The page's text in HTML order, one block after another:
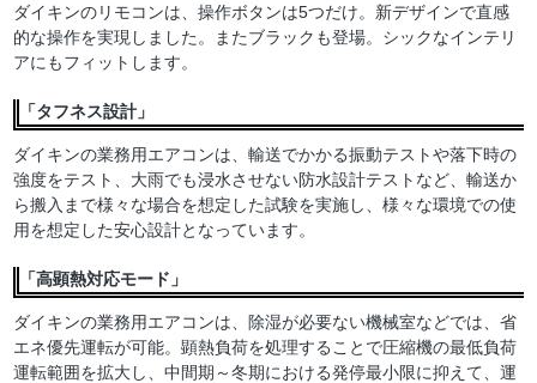
ダイキンのリモコンは、操作ボタンは5つだけ。新デザインで直感
的な操作を実現しました。またブラックも登場。シックなインテリ
アにもフィットします。
「タフネス設計」
ダイキンの業務用エアコンは、輸送でかかる振動テストや落下時の
強度をテスト、大雨でも浸水させない防水設計テストなど、輸送か
ら搬入まで様々な場合を想定した試験を実施し、様々な環境での使
用を想定した安心設計となっています。
「高顕熱対応モード」
ダイキンの業務用エアコンは、除湿が必要ない機械室などでは、省
エネ優先運転が可能。顕熱負荷を処理することで圧縮機の最低負荷
運転範囲を拡大し、中間期～冬期における発停最小限に抑えて、運